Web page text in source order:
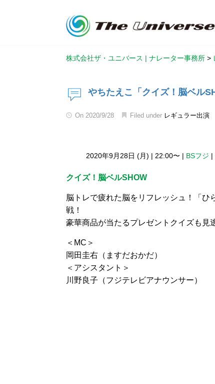
株式会社ザ・ユニバース | ナレーター事務所 >
やちたえこ「クイズ！脳ベル
On 2020/9/28 Filed under レギュラー出演
2020年9月28日 (月) | 22:00〜 | BSフジ |
クイズ！脳ベルSHOW
脳トレで疲れた脳をリフレッシュ！「
戦！
豪華商品が当たるプレゼントクイズも見
＜MC＞
岡田圭右（ますだおかだ）
＜アシスタント＞
川野良子（フジテレビアナウンサー）